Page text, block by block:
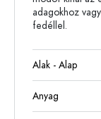
adagokhoz
fedéllel.
Alak - Alap
Anyag